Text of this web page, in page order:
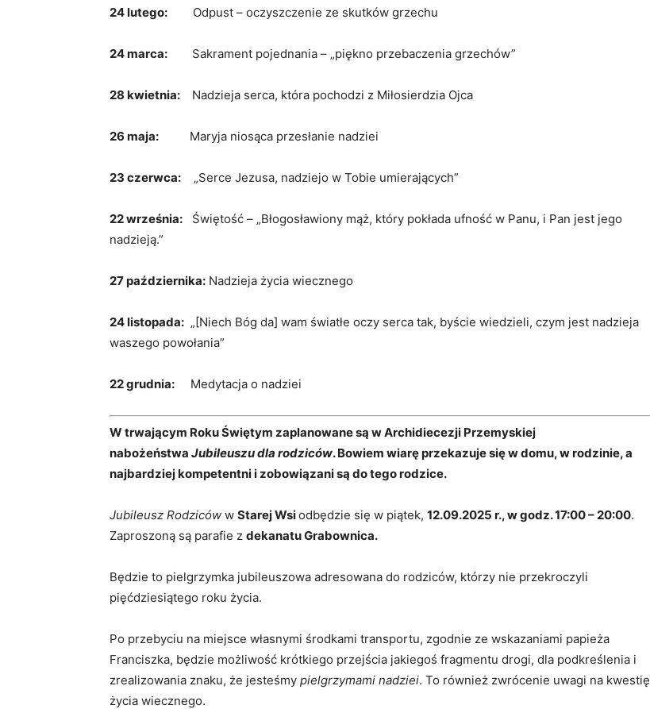
24 lutego: Odpust – oczyszczenie ze skutków grzechu
24 marca: Sakrament pojednania – „piękno przebaczenia grzechów”
28 kwietnia: Nadzieja serca, która pochodzi z Miłosierdzia Ojca
26 maja: Maryja niosąca przesłanie nadziei
23 czerwca: „Serce Jezusa, nadziejo w Tobie umierających”
22 września: Świętość – „Błogosławiony mąż, który pokłada ufność w Panu, i Pan jest jego
nadzieją.”
27 października: Nadzieja życia wiecznego
24 listopada: „[Niech Bóg da] wam światłe oczy serca tak, byście wiedzieli, czym jest nadzieja
waszego powołania”
22 grudnia: Medytacja o nadziei
W trwającym Roku Świętym zaplanowane są w Archidiecezji Przemyskiej
nabożeństwa Jubileuszu dla rodziców. Bowiem wiarę przekazuje się w domu, w rodzinie, a
najbardziej kompetentni i zobowiązani są do tego rodzice.
Jubileusz Rodziców w Starej Wsiodbędzie się w piątek, 12.09.2025 r., w godz. 17:00 – 20:00.
Zaproszoną są parafie z dekanatu Grabownica.
Będzie to pielgrzymka jubileuszowa adresowana do rodziców, którzy nie przekroczyli
pięćdziesiątego roku życia.
Po przebyciu na miejsce własnymi środkami transportu, zgodnie ze wskazaniami papieża
Franciszka, będzie możliwość krótkiego przejścia jakiegoś fragmentu drogi, dla podkreślenia i
zrealizowania znaku, że jesteśmy pielgrzymami nadziei. To również zwrócenie uwagi na kwestię
życia wiecznego.